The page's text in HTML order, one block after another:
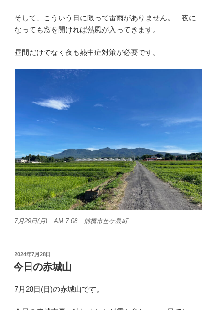
そして、こういう日に限って雷雨がありません。 夜に
なっても窓を開ければ熱風が入ってきます。
昼間だけでなく夜も熱中症対策が必要です。
7月29日(月) AM 7:08 前橋市苗ケ島町
投
稿
日:
2024年7月28日
今日の赤城山
7月28日(日)の赤城山です。